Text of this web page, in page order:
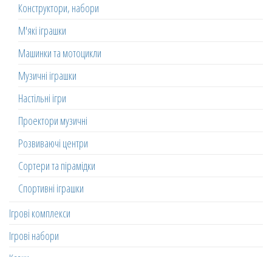
Конструктори, набори
М'які іграшки
Машинки та мотоцикли
Музичні іграшки
Настільні ігри
Проектори музичні
Розвиваючі центри
Сортери та пірамідки
Спортивні іграшки
Ігрові комплекси
Ігрові набори